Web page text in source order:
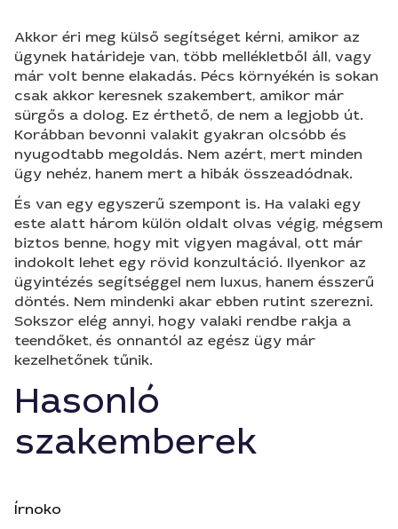
Akkor éri meg külső segítséget kérni, amikor az
ügynek határideje van, több mellékletből áll, vagy
már volt benne elakadás. Pécs környékén is sokan
csak akkor keresnek szakembert, amikor már
sürgős a dolog. Ez érthető, de nem a legjobb út.
Korábban bevonni valakit gyakran olcsóbb és
nyugodtabb megoldás. Nem azért, mert minden
ügy nehéz, hanem mert a hibák összeadódnak.
És van egy egyszerű szempont is. Ha valaki egy
este alatt három külön oldalt olvas végig, mégsem
biztos benne, hogy mit vigyen magával, ott már
indokolt lehet egy rövid konzultáció. Ilyenkor az
ügyintézés segítséggel nem luxus, hanem ésszerű
döntés. Nem mindenki akar ebben rutint szerezni.
Sokszor elég annyi, hogy valaki rendbe rakja a
teendőket, és onnantól az egész ügy már
kezelhetőnek tűnik.
Hasonló
szakemberek
Írnoko